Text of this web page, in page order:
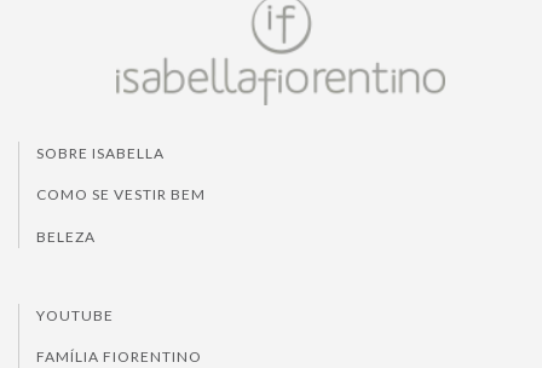
SOBRE ISABELLA
COMO SE VESTIR BEM
BELEZA
YOUTUBE
FAMÍLIA FIORENTINO